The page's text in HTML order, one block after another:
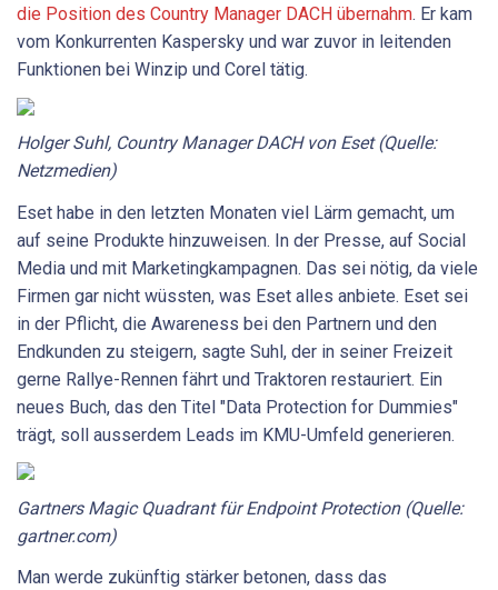
die Position des Country Manager DACH übernahm. Er kam
vom Konkurrenten Kaspersky und war zuvor in leitenden
Funktionen bei Winzip und Corel tätig.
Holger Suhl, Country Manager DACH von Eset (Quelle:
Netzmedien)
Eset habe in den letzten Monaten viel Lärm gemacht, um
auf seine Produkte hinzuweisen. In der Presse, auf Social
Media und mit Marketingkampagnen. Das sei nötig, da viele
Firmen gar nicht wüssten, was Eset alles anbiete. Eset sei
in der Pflicht, die Awareness bei den Partnern und den
Endkunden zu steigern, sagte Suhl, der in seiner Freizeit
gerne Rallye-Rennen fährt und Traktoren restauriert. Ein
neues Buch, das den Titel "Data Protection for Dummies"
trägt, soll ausserdem Leads im KMU-Umfeld generieren.
Gartners Magic Quadrant für Endpoint Protection (Quelle:
gartner.com)
Man werde zukünftig stärker betonen, dass das